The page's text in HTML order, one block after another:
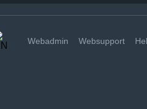
Webadmin Websupport